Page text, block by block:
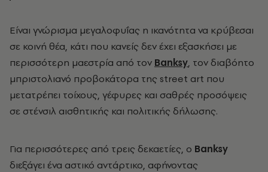
Είναι γνώρισμα μεγαλοφυΐας η ικανότητα να κρύβεσαι
σε κοινή θέα, κάτι που κανείς δεν έχει εξασκήσει με
περισσότερη μαεστρία από τον Banksy, τον διαβόητο
μπριστολιανό προβοκάτορα της street art που
μετατρέπει τοίχους, γέφυρες και σαθρές προσόψεις
σε στένσιλ αισθητικής και πολιτικής δήλωσης.
Για περισσότερες από τρεις δεκαετίες, ο Banksy
διεξάγει ένα αστικό αντάρτικο, αφήνοντας